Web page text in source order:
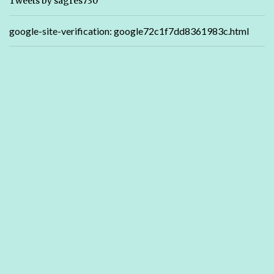
google-site-verification: google72c1f7dd8361983c.html